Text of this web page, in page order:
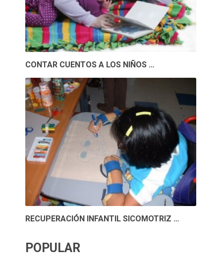
CONTAR CUENTOS A LOS NIÑOS …
RECUPERACIÓN INFANTIL SICOMOTRIZ …
POPULAR